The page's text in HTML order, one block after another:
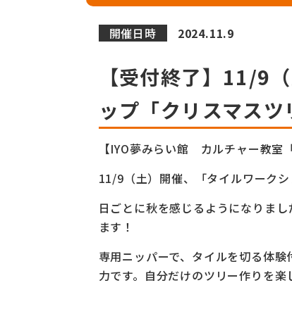
開催日時 2024.11.9
【受付終了】11/9
ップ「クリスマスツ
【IYO夢みらい館 カルチャー教室
11/9（土）開催、「タイルワーク
日ごとに秋を感じるようになりま
ます！
専用ニッパーで、タイルを切る体
力です。自分だけのツリー作りを楽